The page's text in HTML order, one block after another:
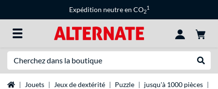
Expédition neutre en CO2
1
Page d'accueil
Jouets Jeux de dextérité Puzzle jusqu'à 1000 pièces